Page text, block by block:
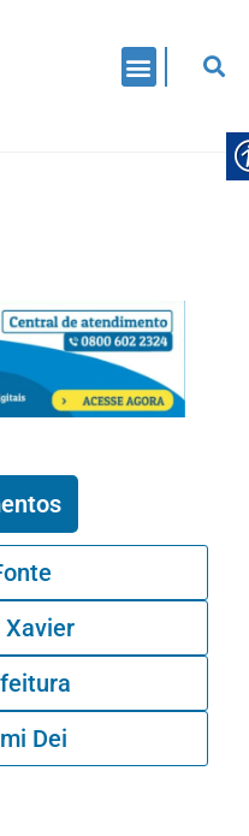
DE SANEAMENTO BÁSICO ELEIÇÃO
NO
DE
Xavier
Dei